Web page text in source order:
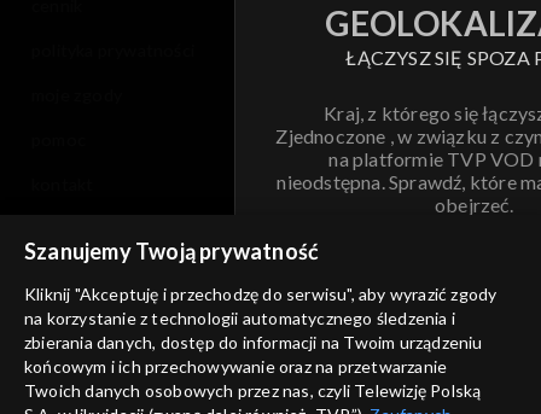
ŁĄCZYSZ SIĘ SPOZA
Kraj, z którego się
Zjednoczone , w związku z
na platformie TVP VOD
nieodstępna. Sprawdź, które
obejrzeć.
ANULUJ
informacje o dostawcy usług
Szanujemy Twoją prywatność
Kliknij "Akceptuję i przechodzę do serwisu", aby wyrazić zgody
na korzystanie z technologii automatycznego śledzenia i
zbierania danych, dostęp do informacji na Twoim urządzeniu
końcowym i ich przechowywanie oraz na przetwarzanie
Twoich danych osobowych przez nas, czyli Telewizję Polską